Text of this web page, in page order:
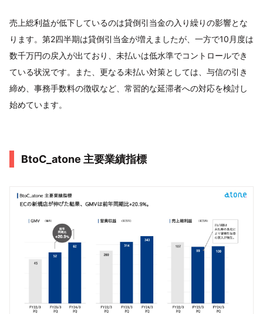
売上総利益が低下しているのは貸倒引当金の入り繰りの影響とな
ります。第2四半期は貸倒引当金が増えましたが、一方で10月度は
数千万円の戻入が出ており、未払いは低水準でコントロールでき
ている状況です。また、更なる未払い対策としては、与信の引き
締め、事務手数料の徴収など、常習的な延滞者への対応を検討し
始めています。
BtoC_atone 主要業績指標